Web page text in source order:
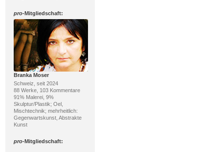
pro-Mitgliedschaft:
Branka Moser
Schweiz, seit 2024
88 Werke, 103 Kommentare
91% Malerei, 9%
Skulptur/Plastik; Oel,
Mischtechnik; mehrheitlich:
Gegenwartskunst, Abstrakte
Kunst
pro-Mitgliedschaft: